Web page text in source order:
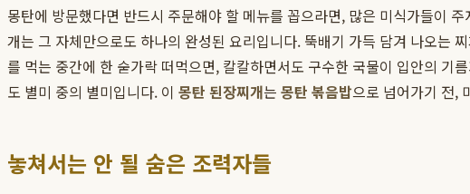
몽탄에 방문했다면 반드시 주문해야 할 메뉴를 꼽으라면, 많은 미식가들이 주
개는 그 자체만으로도 하나의 완성된 요리입니다. 뚝배기 가득 담겨 나오는
를 먹는 중간에 한 숟가락 떠먹으면, 칼칼하면서도 구수한 국물이 입안의 기
도 별미 중의 별미입니다. 이 몽탄 된장찌개는 몽탄 볶음밥으로 넘어가기 전,
놓쳐서는 안 될 숨은 조력자들